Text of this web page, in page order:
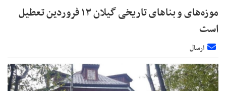
موزه‌های و بناهای تاریخی گیلان ۱۳ فروردین تعطیل
است
ارسال